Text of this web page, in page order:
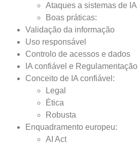
Ataques a sistemas de IA
Boas práticas:
Validação da informação
Uso responsável
Controlo de acessos e dados
IA confiável e Regulamentação
Conceito de IA confiável:
Legal
Ética
Robusta
Enquadramento europeu:
AI Act